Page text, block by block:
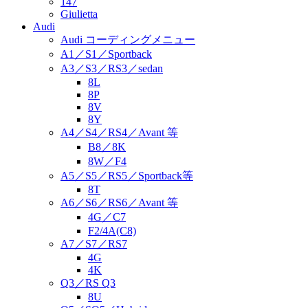
Giulietta
Audi
Audi コーディングメニュー
A1／S1／Sportback
A3／S3／RS3／sedan
8L
8P
8V
8Y
A4／S4／RS4／Avant 等
B8／8K
8W／F4
A5／S5／RS5／Sportback等
8T
A6／S6／RS6／Avant 等
4G／C7
F2/4A(C8)
A7／S7／RS7
4G
4K
Q3／RS Q3
8U